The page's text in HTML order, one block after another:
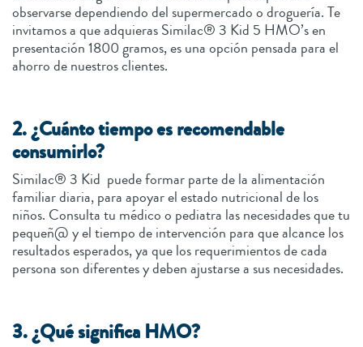
observarse dependiendo del supermercado o droguería. Te
invitamos a que adquieras Similac® 3 Kid 5 HMO’s en
presentación 1800 gramos, es una opción pensada para el
ahorro de nuestros clientes.
2. ¿Cuánto tiempo es recomendable
consumirlo?
Similac® 3 Kid puede formar parte de la alimentación
familiar diaria, para apoyar el estado nutricional de los
niños. Consulta tu médico o pediatra las necesidades que tu
pequeñ@ y el tiempo de intervención para que alcance los
resultados esperados, ya que los requerimientos de cada
persona son diferentes y deben ajustarse a sus necesidades.
3. ¿Qué significa HMO?